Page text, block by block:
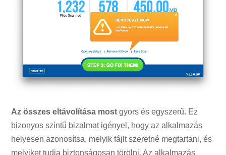
Az összes eltávolítása most gyors és egyszerű. Ez
bizonyos szintű bizalmat igényel, hogy az alkalmazás
helyesen azonosítsa, melyik fájlt szeretné megtartani, és
melyiket tudja biztonságosan törölni. Az alkalmazás